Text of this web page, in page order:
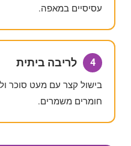
עסיסיים במאפה.
4 לריבה ביתית
בישול קצר עם מעט סוכר
חומרים משמרים.